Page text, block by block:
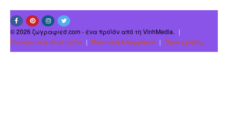
© 2026 ζωγραφιεσ.com - ένα προϊόν από τη VinhMedia. |
Πνευματική ιδιοκτησία | Πολιτική Απορρήτου | Οροι χρήσης